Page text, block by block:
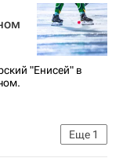
"Енисей" в
Еще 1